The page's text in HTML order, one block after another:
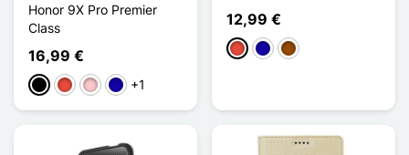
Honor 9X Pro Premier
Class
16,99 €
NegroRojoRosaAzul oscuro
+1
12,99 €
RojoAzul oscuro
Marrón